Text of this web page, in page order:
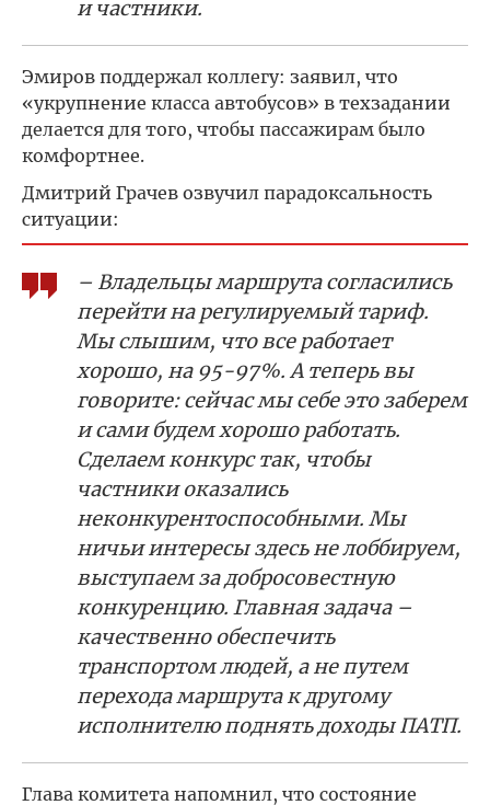
и частники.
Эмиров поддержал коллегу: заявил, что
«укрупнение класса автобусов» в техзадании
делается для того, чтобы пассажирам было
комфортнее.
Дмитрий Грачев озвучил парадоксальность
ситуации:
– Владельцы маршрута согласились
перейти на регулируемый тариф.
Мы слышим, что все работает
хорошо, на 95-97%. А теперь вы
говорите: сейчас мы себе это заберем
и сами будем хорошо работать.
Сделаем конкурс так, чтобы
частники оказались
неконкурентоспособными. Мы
ничьи интересы здесь не лоббируем,
выступаем за добросовестную
конкуренцию. Главная задача –
качественно обеспечить
транспортом людей, а не путем
перехода маршрута к другому
исполнителю поднять доходы ПАТП.
Глава комитета напомнил, что состояние